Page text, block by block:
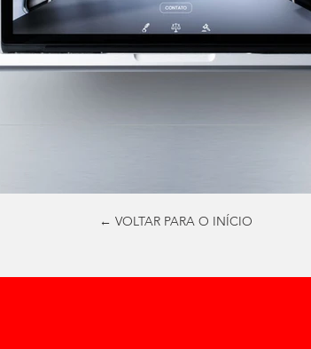
← VOLTAR PARA O INÍCIO